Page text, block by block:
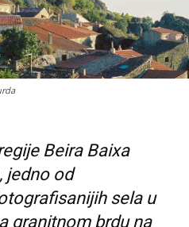
Beira Baixa
jedno od
sela u
granitnom brdu na